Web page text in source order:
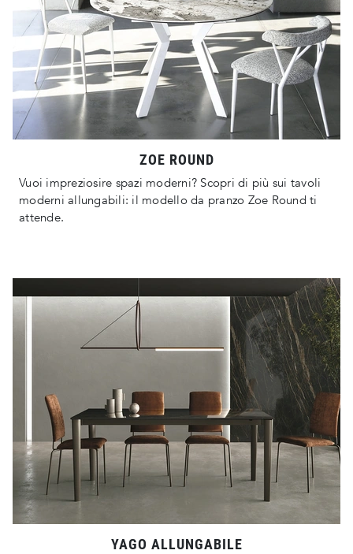
ZOE ROUND
Vuoi impreziosire spazi moderni? Scopri di più sui tavoli
moderni allungabili: il modello da pranzo Zoe Round ti
attende.
YAGO ALLUNGABILE